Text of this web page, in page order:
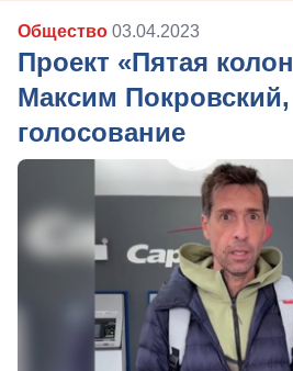
Общество 03.04.2023
Проект «Пятая
Максим
голосование